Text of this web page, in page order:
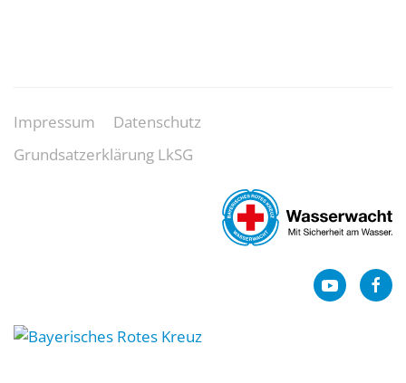
Impressum
Datenschutz
Grundsatzerklärung LkSG